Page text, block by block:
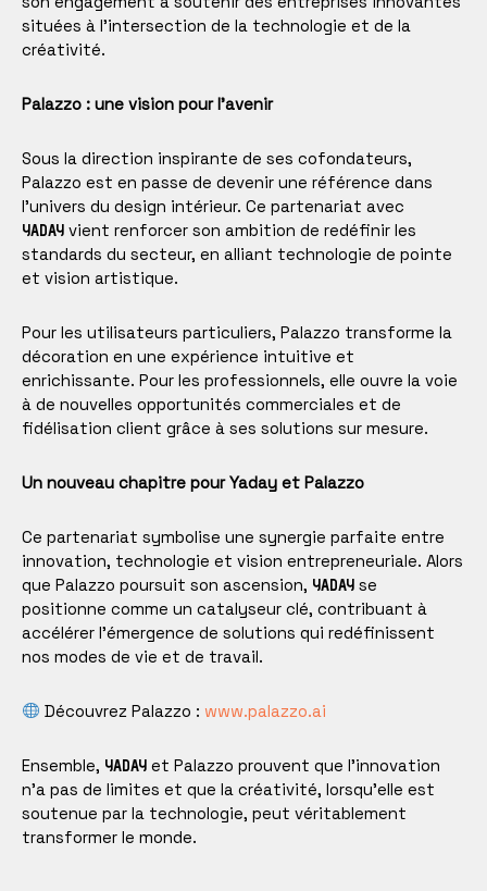
situées à l’intersection de la technologie et de la
créativité.
Palazzo : une vision pour l’avenir
Sous la direction inspirante de ses cofondateurs,
Palazzo est en passe de devenir une référence dans
l’univers du design intérieur. Ce partenariat avec
YADAYvient renforcer son ambition de redéfinir les
standards du secteur, en alliant technologie de pointe
et vision artistique.
Pour les utilisateurs particuliers, Palazzo transforme la
décoration en une expérience intuitive et
enrichissante. Pour les professionnels, elle ouvre la voie
à de nouvelles opportunités commerciales et de
fidélisation client grâce à ses solutions sur mesure.
Un nouveau chapitre pour Yaday et Palazzo
Ce partenariat symbolise une synergie parfaite entre
innovation, technologie et vision entrepreneuriale. Alors
que Palazzo poursuit son ascension, YADAYse
positionne comme un catalyseur clé, contribuant à
accélérer l’émergence de solutions qui redéfinissent
nos modes de vie et de travail.
Découvrez Palazzo : www.palazzo.ai
Ensemble, YADAYet Palazzo prouvent que l’innovation
n’a pas de limites et que la créativité, lorsqu’elle est
soutenue par la technologie, peut véritablement
transformer le monde.